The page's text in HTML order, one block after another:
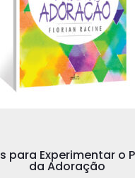
para Experimentar o
da Adoração